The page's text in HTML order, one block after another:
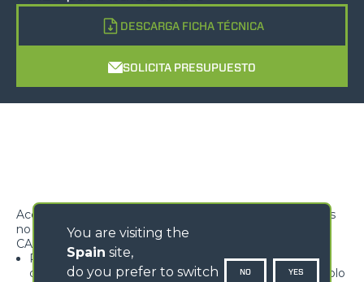
DESCARGA FICHA TÉCNICA
SOLICITA PRESUPUESTO
Accesorio diseñado para el transporte de una o dos balas
no envueltas
CARACTERÍSTICAS
Posibilidad de controlar las pinzas
contemporáneamente o de modo independiente* (solo
You are visiting the
Spain site,
do you prefer to switch
NO YES